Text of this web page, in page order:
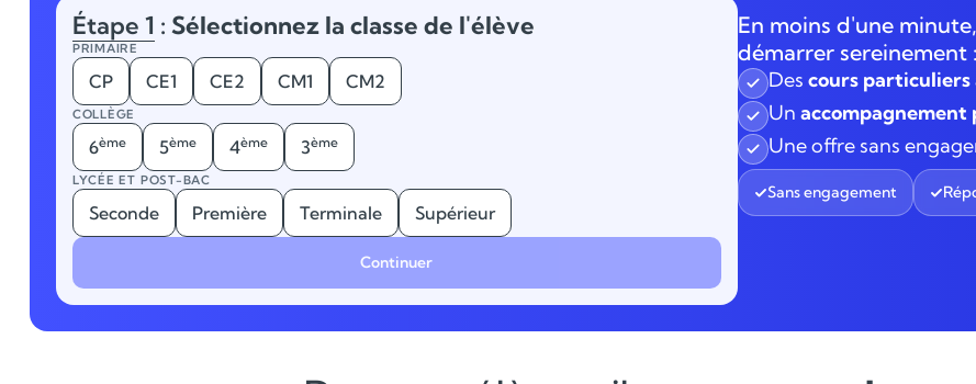
En moins d'une
démarrer sereinement :
Des cours particuliers
Un accompagnement
Une offre sans
Sans engagement
Étape 1 : Sélectionnez la classe de l'élève
PRIMAIRE
CP CE1 CE2 CM1 CM2
COLLÈGE
6ème 5ème 4ème 3ème
LYCÉE ET POST-BAC
Seconde Première Terminale Supérieur
Continuer